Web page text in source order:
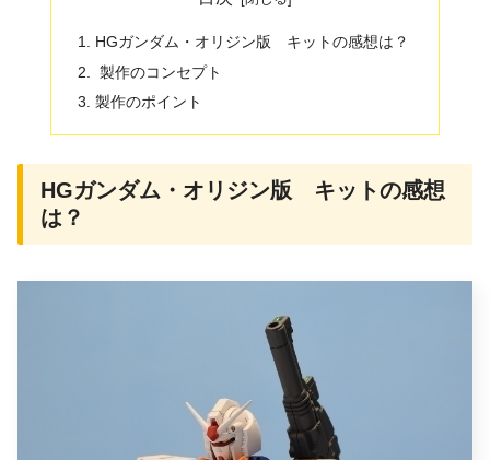
HGガンダム・オリジン版 キットの感想は？
製作のコンセプト
製作のポイント
HGガンダム・オリジン版 キットの感想
は？